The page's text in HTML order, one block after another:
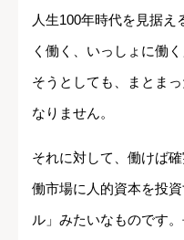
人生100年時代を見据
く働く、いっしょに働
そうとしても、まとま
なりません。
それに対して、働けば
働市場に人的資本を投
ル」みたいなものです